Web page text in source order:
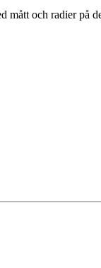
mått och radier